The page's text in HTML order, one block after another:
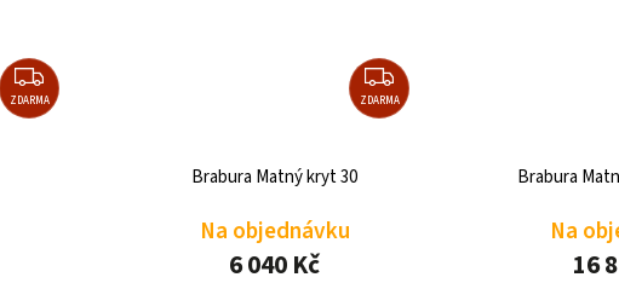
ZDARMA ZDARMA
Brabura Matný podstavec 30
Na objednávku
16 863 Kč
Brabura
Na
22